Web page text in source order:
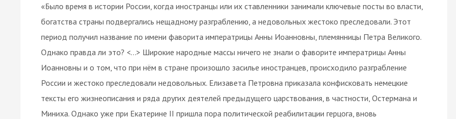
«Было время в истории России, когда иностранцы или их ставленники занимали ключевые посты во власти,
богатства страны подвергались нещадному разграблению, а недовольных жестоко преследовали. Этот
период получил название по имени фаворита императрицы Анны Иоанновны, племянницы Петра Великого.
Однако правда ли это? <…> Широкие народные массы ничего не знали о фаворите императрицы Анны
Иоанновны и о том, что при нём в стране произошло засилье иностранцев, происходило разграбление
России и жестоко преследовали недовольных. Елизавета Петровна приказала конфисковать немецкие
тексты его жизнеописания и ряда других деятелей предыдущего царствования, в частности, Остермана и
Миниха. Однако уже при Екатерине II пришла пора политической реабилитации герцога, вновь